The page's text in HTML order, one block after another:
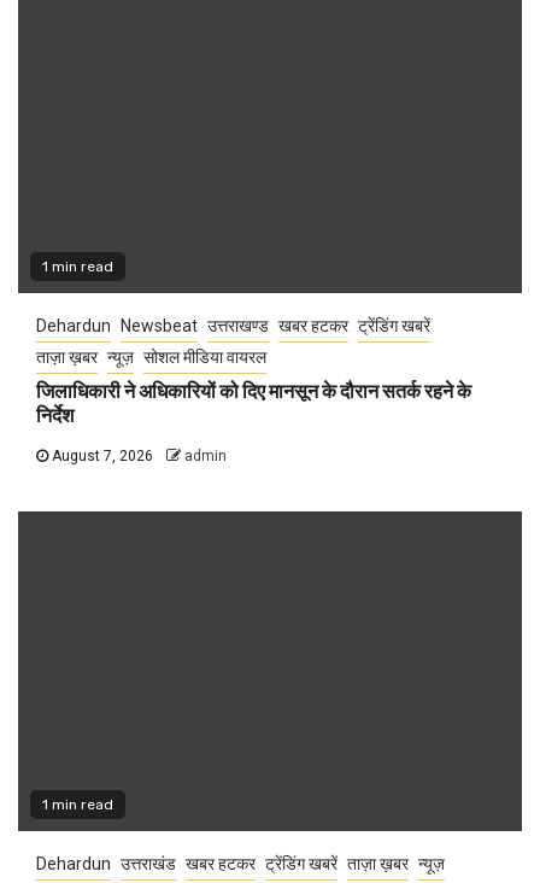
1 min read
Dehardun Newsbeat उत्तराखण्ड खबर हटकर ट्रेंडिंग खबरें
ताज़ा ख़बर न्यूज़ सोशल मीडिया वायरल
जिलाधिकारी ने अधिकारियों को दिए मानसून के दौरान सतर्क रहने के
निर्देश
August 7, 2026 admin
1 min read
Dehardun उत्तराखंड खबर हटकर ट्रेंडिंग खबरें ताज़ा ख़बर न्यूज़